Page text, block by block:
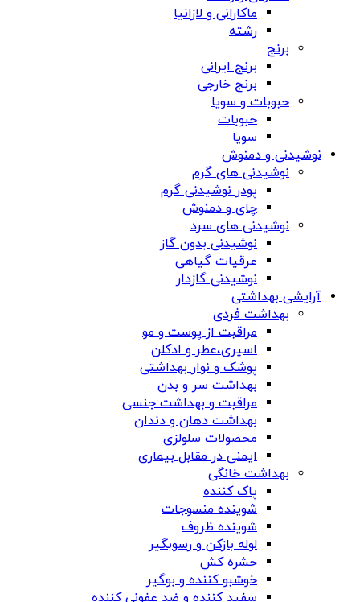
ماکارانی و لازانیا
رشته
برنج
برنج ایرانی
برنج خارجی
حبوبات و سویا
حبوبات
سویا
نوشیدنی و دمنوش
نوشیدنی های گرم
پودر نوشیدنی گرم
چای و دمنوش
نوشیدنی های سرد
نوشیدنی بدون گاز
عرقیات گیاهی
نوشیدنی گازدار
آرایشی بهداشتی
بهداشت فردی
مراقبت از پوست و مو
اسپری،عطر و ادکلن
پوشک و نوار بهداشتی
بهداشت سر و بدن
مراقبت و بهداشت جنسی
بهداشت دهان و دندان
محصولات سلولزی
ایمنی در مقابل بیماری
بهداشت خانگی
پاک کننده
شوینده منسوجات
شوینده ظروف
لوله بازکن و رسوبگیر
حشره کش
خوشبو کننده و بوگیر
سفید کننده و ضد عفونی کننده